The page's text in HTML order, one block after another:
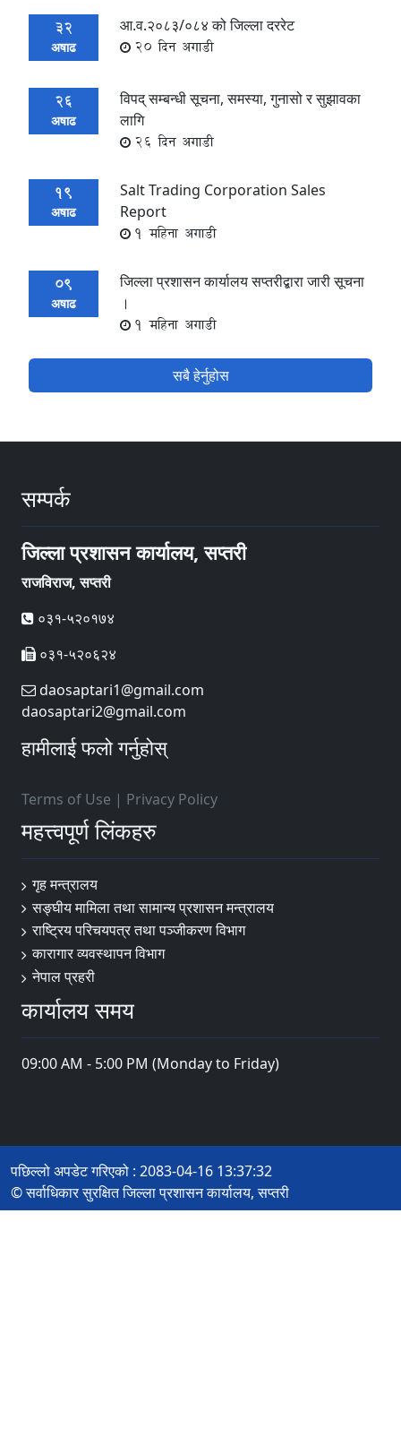
32
अषाढ
आ.व.२०८३/०८४ को जिल्ला दररेट
20 दिन अगाडी
26
अषाढ
विपद् सम्बन्धी सूचना, समस्या, गुनासो र सुझावका
लागि
26 दिन अगाडी
19
अषाढ
Salt Trading Corporation Sales
Report
1 महिना अगाडी
09
अषाढ
जिल्ला प्रशासन कार्यालय सप्तरीद्बारा जारी सूचना
।
1 महिना अगाडी
सबै हेर्नुहोस
सम्पर्क
जिल्ला प्रशासन कार्यालय, सप्तरी
राजविराज, सप्तरी
०३१-५२०१७४
०३१-५२०६२४
daosaptari1@gmail.com
daosaptari2@gmail.com
हामीलाई फलो गर्नुहोस्
Terms of Use | Privacy Policy
महत्त्वपूर्ण लिंकहरु
गृह मन्त्रालय
सङ्घीय मामिला तथा सामान्य प्रशासन मन्त्रालय
राष्ट्रिय परिचयपत्र तथा पञ्जीकरण विभाग
कारागार व्यवस्थापन विभाग
नेपाल प्रहरी
कार्यालय समय
09:00 AM - 5:00 PM (Monday to Friday)
पछिल्लो अपडेट गरिएको : 2083-04-16 13:37:32
© सर्वाधिकार सुरक्षित जिल्ला प्रशासन कार्यालय, सप्तरी